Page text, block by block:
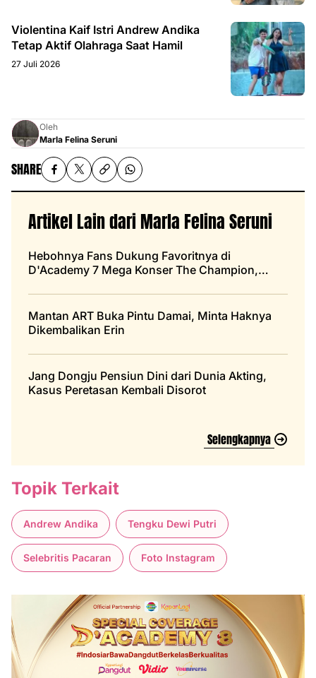
Violentina Kaif Istri Andrew Andika
Tetap Aktif Olahraga Saat Hamil
27 Juli 2026
Oleh
Marla Felina Seruni
SHARE
Artikel Lain dari Marla Felina Seruni
Hebohnya Fans Dukung Favoritnya di
D'Academy 7 Mega Konser The Champion,
Mantan ART Buka Pintu Damai, Minta Haknya
Dikembalikan Erin
Jang Dongju Pensiun Dini dari Dunia Akting,
Kasus Peretasan Kembali Disorot
Selengkapnya
Topik Terkait
Andrew Andika Tengku Dewi Putri
Selebritis Pacaran Foto Instagram